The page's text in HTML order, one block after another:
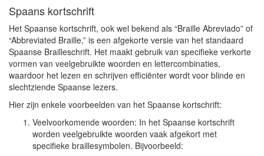
Spaans kortschrift
Het Spaanse kortschrift, ook wel bekend als “Braille Abreviado” of
“Abbreviated Braille,” is een afgekorte versie van het standaard
Spaanse Brailleschrift. Het maakt gebruik van specifieke verkorte
vormen van veelgebruikte woorden en lettercombinaties,
waardoor het lezen en schrijven efficiënter wordt voor blinde en
slechtziende Spaanse lezers.
Hier zijn enkele voorbeelden van het Spaanse kortschrift:
Veelvoorkomende woorden: In het Spaanse kortschrift
worden veelgebruikte woorden vaak afgekort met
specifieke braillesymbolen. Bijvoorbeeld: